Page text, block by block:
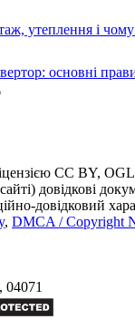
утеплення і
основні
CC BY,
довідкові
довідковий
, DMCA / Copyright
04071